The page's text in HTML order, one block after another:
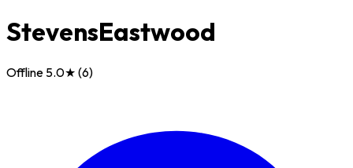
StevensEastwood
Offline 5.0★ (6)